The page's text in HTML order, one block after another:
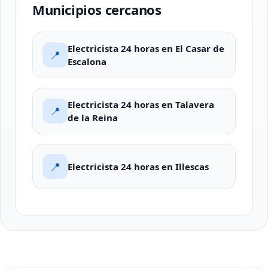
Municipios cercanos
📍
Electricista 24 horas en El Casar de
Escalona
📍
Electricista 24 horas en Talavera
de la Reina
📍 Electricista 24 horas en Illescas